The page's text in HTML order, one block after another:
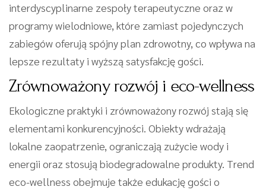
interdyscyplinarne zespoły terapeutyczne oraz w
programy wielodniowe, które zamiast pojedynczych
zabiegów oferują spójny plan zdrowotny, co wpływa na
lepsze rezultaty i wyższą satysfakcję gości.
Zrównoważony rozwój i eco-wellness
Ekologiczne praktyki i zrównoważony rozwój stają się
elementami konkurencyjności. Obiekty wdrażają
lokalne zaopatrzenie, ograniczają zużycie wody i
energii oraz stosują biodegradowalne produkty. Trend
eco-wellness obejmuje także edukację gości o